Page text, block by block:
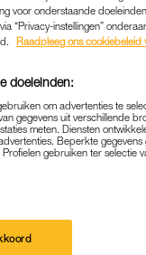
naar de
Het lukt de
voor onderstaande
“Privacy-instellingen”
Raadpleeg ons cookiebeleid
doeleinden:
om advertenties te
gegevens uit verschillende
meten. Diensten
Beperkte
gebruiken ter selectie